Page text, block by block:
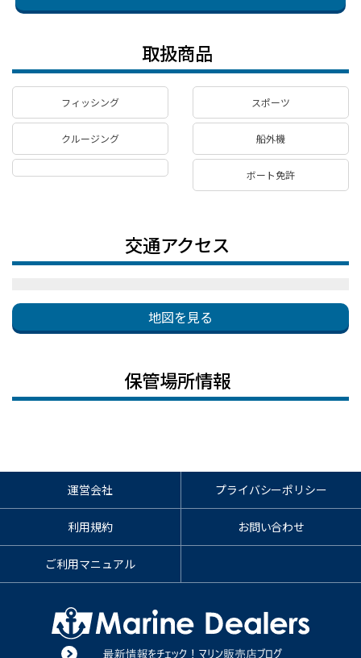
取扱商品
フィッシング スポーツ
クルージング 船外機
ボート免許
交通アクセス
地図を見る
保管場所情報
運営会社 プライバシーポリシー
利用規約 お問い合わせ
ご利用マニュアル